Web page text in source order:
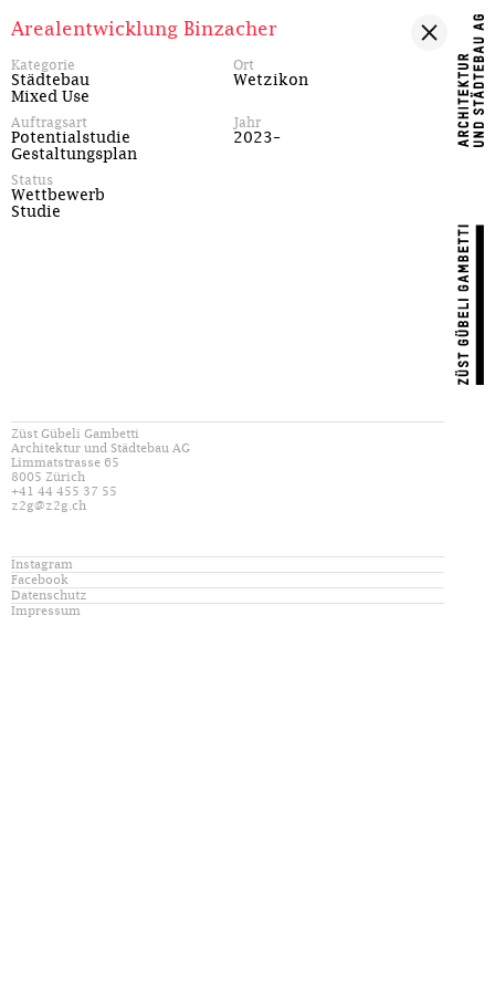
Arealentwicklung Binzacher
Kategorie
Städtebau
Mixed Use
Ort
Wetzikon
Auftragsart
Potentialstudie
Gestaltungsplan
Jahr
2023–
Status
Wettbewerb
Studie
Züst Gübeli Gambetti
Architektur und Städtebau AG
Limmatstrasse 65
8005 Zürich
+41 44 455 37 55
z2g@z2g.ch
Instagram
Facebook
Datenschutz
Impressum